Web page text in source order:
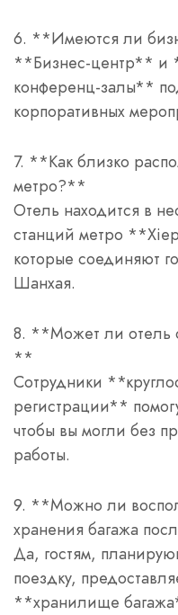
6. **Имеются ли
**Бизнес-центр** и
конференц-залы**
корпоративных
7. **Как близко
метро?**
Отель находится в
станций метро
которые соединяют
Шанхая.
8. **Может ли отель
**
Сотрудники
регистрации**
чтобы вы могли без
работы.
9. **Можно ли
хранения багажа
Да, гостям,
поездку,
**хранилище